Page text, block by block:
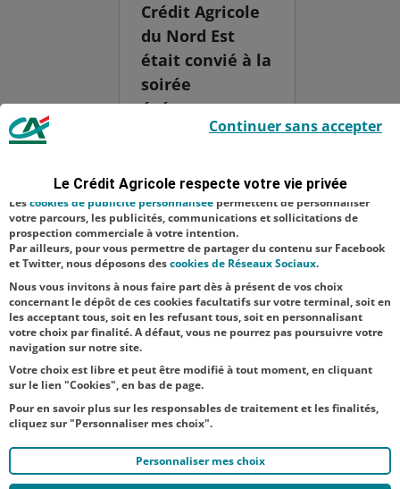
Crédit Agricole
du Nord Est
était convié à la
soirée
événement
organisée par
"Les Amis de
Saint-Nicaise
du Chemin-
Vert" pour
célébr...
Le Crédit Agricole respecte votre vie privée
indispensables car utilisés à des fins de bon fonctionnement et de
sécurité ; d’autres sont facultatifs. Les
satisfaction facultatifs.
Lescookies de publicité personnalisée permettent de personnaliser
votre parcours, les publicités, communications et sollicitations de
prospection commerciale à votre intention.
Par ailleurs, pour vous permettre de partager du contenu sur Facebook
et Twitter, nous déposons descookies de Réseaux Sociaux.
Nous vous invitons à nous faire part dès à présent de vos choix
concernant le dépôt de ces cookies facultatifs sur votre terminal, soit en
les acceptant tous, soit en les refusant tous, soit en personnalisant
votre choix par finalité. A défaut, vous ne pourrez pas poursuivre votre
navigation sur notre site.
Votre choix est libre et peut être modifié à tout moment, en cliquant
sur le lien "Cookies", en bas de page.
Pour en savoir plus sur les responsables de traitement et les finalités,
cliquez sur "Personnaliser mes choix".
Personnaliser mes choix
Continuer sans accepter